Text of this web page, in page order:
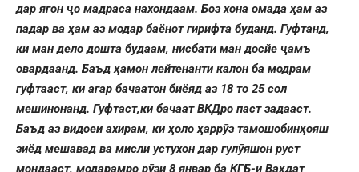
дар ягон ҷо мадраса нахондаам. Боз хона омада ҳам аз
падар ва ҳам аз модар баёнот гирифта буданд. Гуфтанд,
ки ман дело дошта будаам, нисбати ман досйе ҷамъ
овардаанд. Баъд ҳамон лейтенанти калон ба модрам
гуфтааст, ки агар бачаатон биёяд аз 18 то 25 сол
мешинонанд. Гуфтаст,ки бачаат ВКДро паст задааст.
Баъд аз видоеи ахирам, ки ҳоло ҳаррӯз тамошобинҳояш
зиёд мешавад ва мисли устухон дар гулӯяшон руст
мондааст, модарамро рӯзи 8 январ ба КГБ-и Ваҳдат